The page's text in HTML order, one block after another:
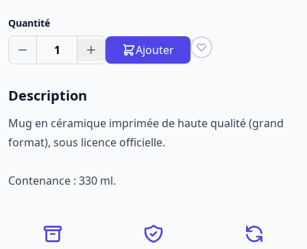
Quantité
1 Ajouter
Description
Mug en céramique imprimée de haute qualité (grand
format), sous licence officielle.
Contenance : 330 ml.